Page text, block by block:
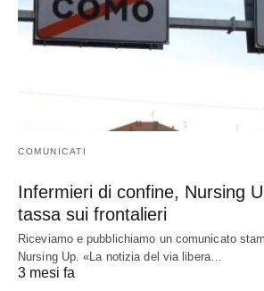
COMUNICATI
Infermieri di confine, Nursing
tassa sui frontalieri
Riceviamo e pubblichiamo un comunicato
Nursing Up. «La notizia del via libera…
3 mesi fa